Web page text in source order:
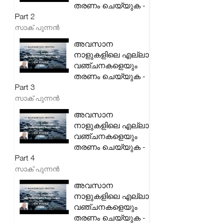
തരണം ചെയ്യുക -
Part 2
സാക് പുന്നൻ
അവസാന
നാളുകളിലെ എല്ലാ
വഞ്ചനകളെയും
തരണം ചെയ്യുക -
Part 3
സാക് പുന്നൻ
അവസാന
നാളുകളിലെ എല്ലാ
വഞ്ചനകളെയും
തരണം ചെയ്യുക -
Part 4
സാക് പുന്നൻ
അവസാന
നാളുകളിലെ എല്ലാ
വഞ്ചനകളെയും
തരണം ചെയ്യുക -